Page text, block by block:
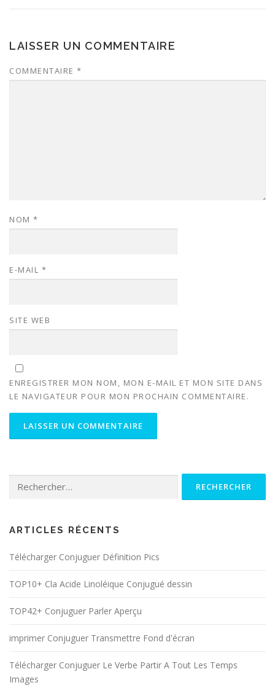
LAISSER UN COMMENTAIRE
COMMENTAIRE *
NOM *
E-MAIL *
SITE WEB
ENREGISTRER MON NOM, MON E-MAIL ET MON SITE DANS
LE NAVIGATEUR POUR MON PROCHAIN COMMENTAIRE.
ARTICLES RÉCENTS
Télécharger Conjuguer Définition Pics
TOP10+ Cla Acide Linoléique Conjugué dessin
TOP42+ Conjuguer Parler Aperçu
imprimer Conjuguer Transmettre Fond d'écran
Télécharger Conjuguer Le Verbe Partir A Tout Les Temps
Images